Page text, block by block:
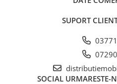
SUPORT
SOCIAL URMARESTE-